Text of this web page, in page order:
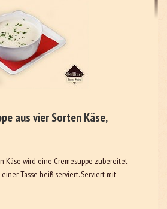
aus vier Sorten Käse,
Käse wird eine Cremesuppe zubereitet,
Tasse heiß serviert. Serviert mit